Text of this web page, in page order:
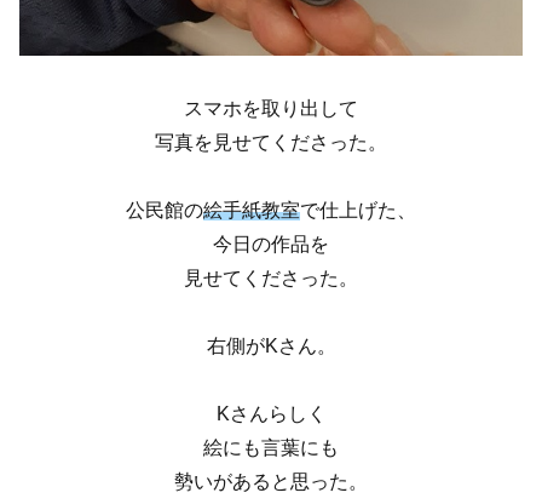
スマホを取り出して
写真を見せてくださった。
公民館の絵手紙教室で仕上げた、
今日の作品を
見せてくださった。
右側がKさん。
Kさんらしく
絵にも言葉にも
勢いがあると思った。